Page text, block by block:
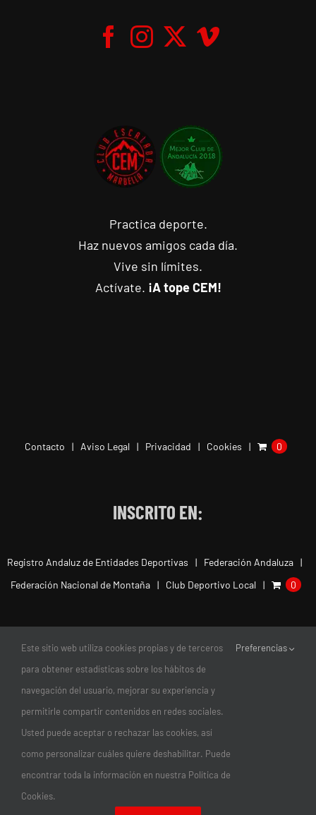
Practica deporte.
Haz nuevos amigos cada día.
Vive sin límites.
Actívate. ¡A tope CEM!
Contacto Aviso Legal Privacidad Cookies 0
INSCRITO EN:
Registro Andaluz de Entidades Deportivas
Federación Andaluza
Federación Nacional de Montaña
Club Deportivo Local 0
© Copyright 2011-2026 |
Este sitio web utiliza cookies propias y de terceros
para obtener estadísticas sobre los hábitos de
navegación del usuario, mejorar su experiencia y
permitirle compartir contenidos en redes sociales.
Usted puede aceptar o rechazar las cookies, así
como personalizar cuáles quiere deshabilitar. Puede
encontrar toda la información en nuestra Política de
Cookies.
Preferencias